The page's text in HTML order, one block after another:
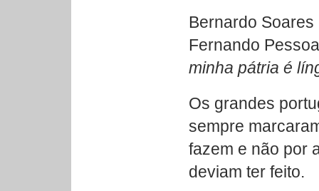
Bernardo
Fernando
minha pátria é
Os grandes
sempre
fazem e não por
deviam ter feito.